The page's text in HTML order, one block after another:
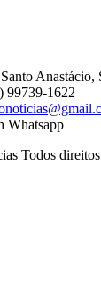
Santo Anastácio,
99739-1622
Whatsapp
Todos